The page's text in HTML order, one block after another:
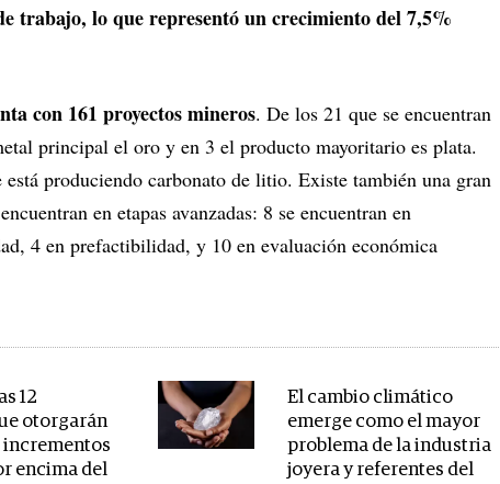
trabajo, lo que representó un crecimiento del 7,5%
con 161 proyectos mineros. De los 21 que se encuentran
principal el oro y en 3 el producto mayoritario es plata.
está produciendo carbonato de litio. Existe también una gran
en etapas avanzadas: 8 se encuentran en
4 en prefactibilidad, y 10 en evaluación económica
12
otorgarán
incrementos
encima del
El cambio climático
emerge como el mayor
problema de la industria
joyera y referentes del